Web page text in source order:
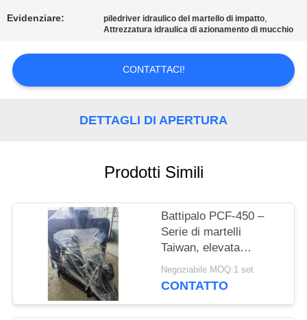
QUALITÀ
CONTATTICI
RICHIEDA
UNA
CITAZIONE
SITEMAP
Evidenziare: piledriver idraulico del martello di impatto,
Attrezzatura idraulica di azionamento di mucchio
CONTATTACI!
DETTAGLI DI APERTURA
Prodotti Simili
Battipalo PCF-450 –
Serie di martelli
Taiwan, elevata
intercambiabilità delle
parti e forza di 535 kN
Negoziabile MOQ:1 set
CONTATTO